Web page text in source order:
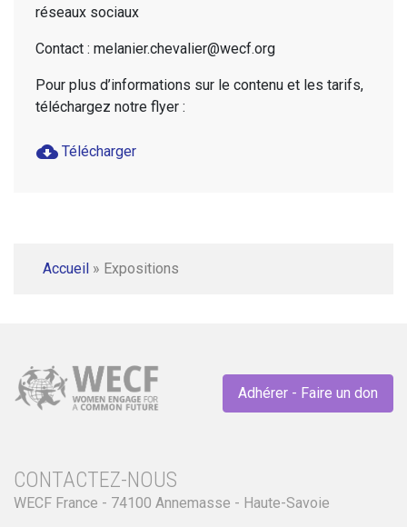
réseaux sociaux
Contact : melanier.chevalier@wecf.org
Pour plus d’informations sur le contenu et les tarifs,
téléchargez notre flyer :
cloud_download Télécharger
Accueil » Expositions
Adhérer - Faire un don
CONTACTEZ-NOUS
WECF France - 74100 Annemasse - Haute-Savoie